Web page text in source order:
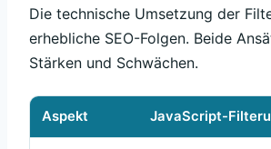
Die technische Umsetzung der
erhebliche SEO-Folgen. Beide
Stärken und Schwächen.
Aspekt JavaScript-